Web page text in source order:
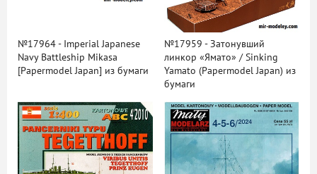
№17964 - Imperial Japanese
Navy Battleship Mikasa
[Papermodel Japan] из бумаги
№17959 - Затонувший
линкор «Ямато» / Sinking
Yamato (Papermodel Japan) из
бумаги